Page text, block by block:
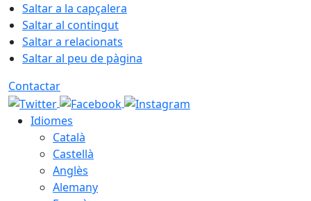
Saltar a la capçalera
Saltar al contingut
Saltar a relacionats
Saltar al peu de pàgina
Contactar
Idiomes
Català
Castellà
Anglès
Alemany